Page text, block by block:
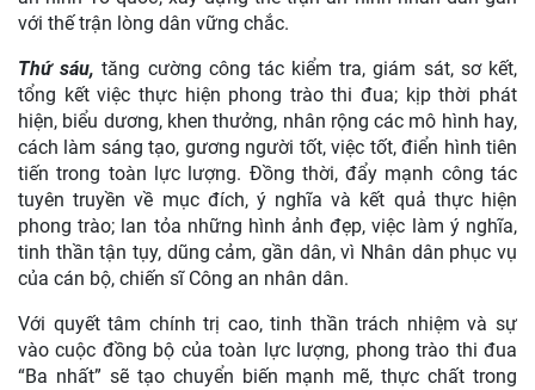
với thế trận lòng dân vững chắc.
Thứ sáu, tăng cường công tác kiểm tra, giám sát, sơ kết,
tổng kết việc thực hiện phong trào thi đua; kịp thời phát
hiện, biểu dương, khen thưởng, nhân rộng các mô hình hay,
cách làm sáng tạo, gương người tốt, việc tốt, điển hình tiên
tiến trong toàn lực lượng. Đồng thời, đẩy mạnh công tác
tuyên truyền về mục đích, ý nghĩa và kết quả thực hiện
phong trào; lan tỏa những hình ảnh đẹp, việc làm ý nghĩa,
tinh thần tận tụy, dũng cảm, gần dân, vì Nhân dân phục vụ
của cán bộ, chiến sĩ Công an nhân dân.
Với quyết tâm chính trị cao, tinh thần trách nhiệm và sự
vào cuộc đồng bộ của toàn lực lượng, phong trào thi đua
“Ba nhất” sẽ tạo chuyển biến mạnh mẽ, thực chất trong